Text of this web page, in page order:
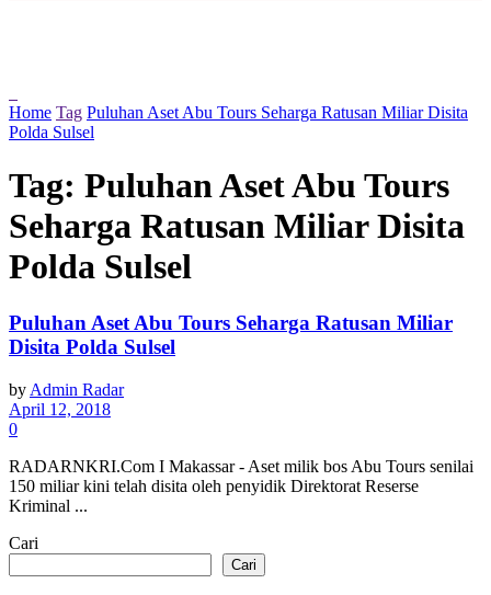
Home Tag Puluhan Aset Abu Tours Seharga Ratusan Miliar Disita
Polda Sulsel
Tag: Puluhan Aset Abu Tours
Seharga Ratusan Miliar Disita
Polda Sulsel
Puluhan Aset Abu Tours Seharga Ratusan Miliar
Disita Polda Sulsel
by Admin Radar
April 12, 2018
0
RADARNKRI.Com I Makassar - Aset milik bos Abu Tours senilai
150 miliar kini telah disita oleh penyidik Direktorat Reserse
Kriminal ...
Cari
Cari